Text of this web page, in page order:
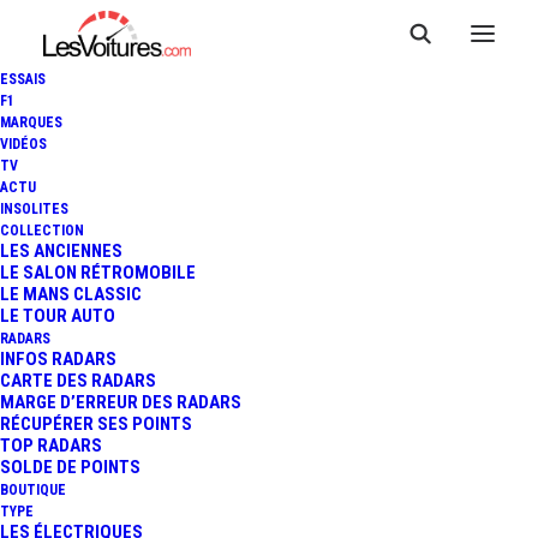
ESSAIS
F1
MARQUES
VIDÉOS
TV
ACTU
INSOLITES
COLLECTION
LES ANCIENNES
LE SALON RÉTROMOBILE
LE MANS CLASSIC
LE TOUR AUTO
RADARS
INFOS RADARS
CARTE DES RADARS
MARGE D’ERREUR DES RADARS
RÉCUPÉRER SES POINTS
TOP RADARS
SOLDE DE POINTS
BOUTIQUE
TYPE
LES ÉLECTRIQUES